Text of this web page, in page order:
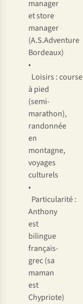
manager
et store
manager
(A.S.Adventure
Bordeaux)
•
Loisirs : course
à pied
(semi-
marathon),
randonnée
en
montagne,
voyages
culturels
•
Particularité :
Anthony
est
bilingue
français-
grec (sa
maman
est
Chypriote)